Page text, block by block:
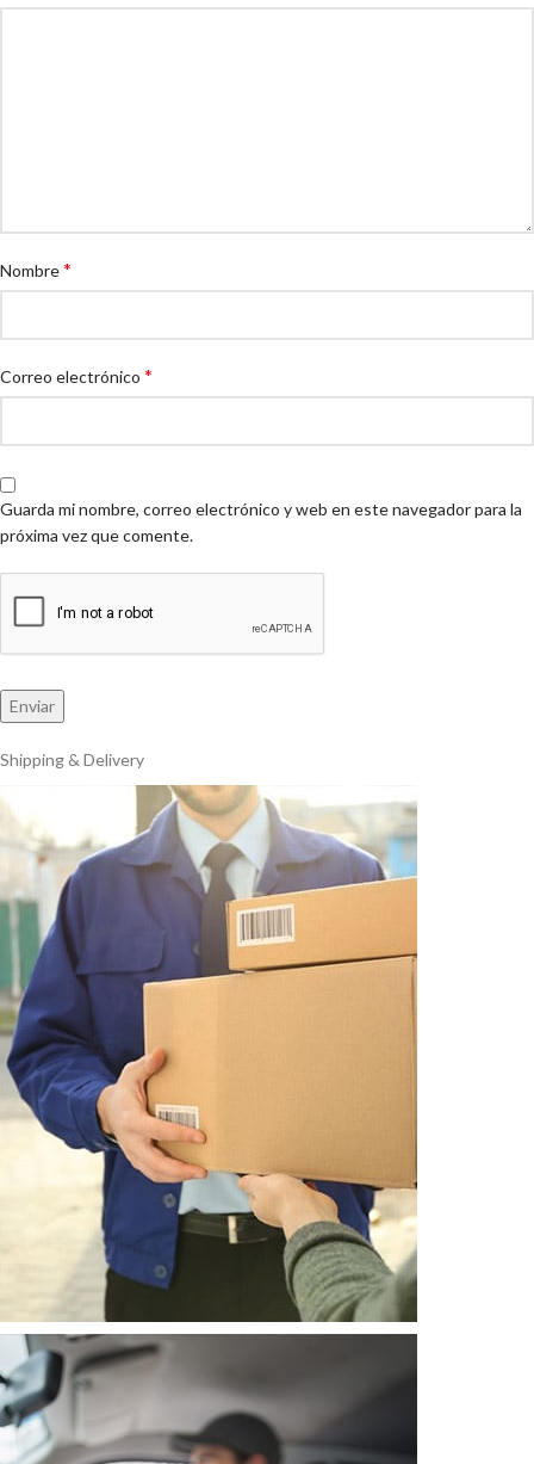
Nombre*
Correo electrónico *
Guarda mi nombre, correo electrónico y web en este navegador para la
próxima vez que comente.
Shipping & Delivery